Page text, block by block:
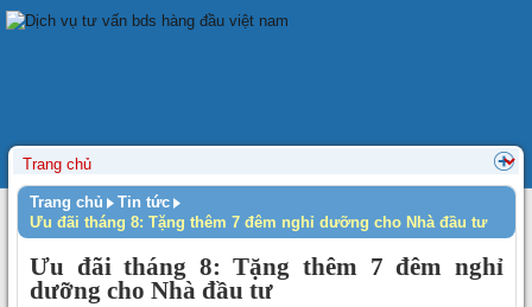
Trang chủ
Tin tức
Ưu đãi tháng 8: Tặng thêm 7 đêm nghỉ dưỡng cho Nhà đầu tư
Ưu đãi tháng 8: Tặng thêm 7 đêm nghỉ
dưỡng cho Nhà đầu tư